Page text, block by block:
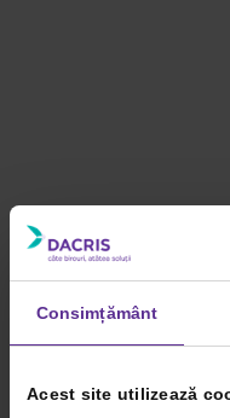
Consimțământ
Acest site utilizează